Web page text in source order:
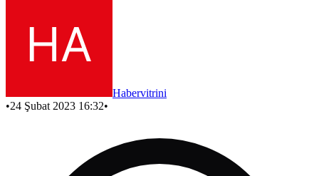
Habervitrini
•24 Şubat 2023 16:32•